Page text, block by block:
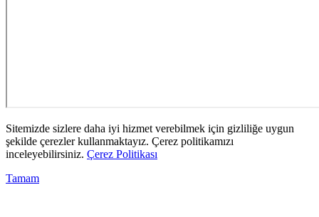
Sitemizde sizlere daha iyi hizmet verebilmek için gizliliğe uygun
şekilde çerezler kullanmaktayız. Çerez politikamızı
inceleyebilirsiniz. Çerez Politikası
Tamam